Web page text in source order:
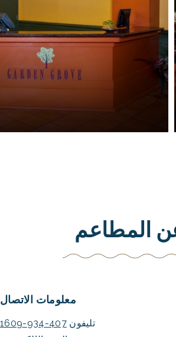
المطاعم
معلومات الاتصال
تليفون407-934-1609